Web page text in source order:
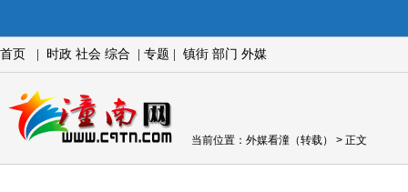
首页 时政 社会 综合 专题 镇街 部门 外媒
当前位置： 外媒看潼（转载） > 正文